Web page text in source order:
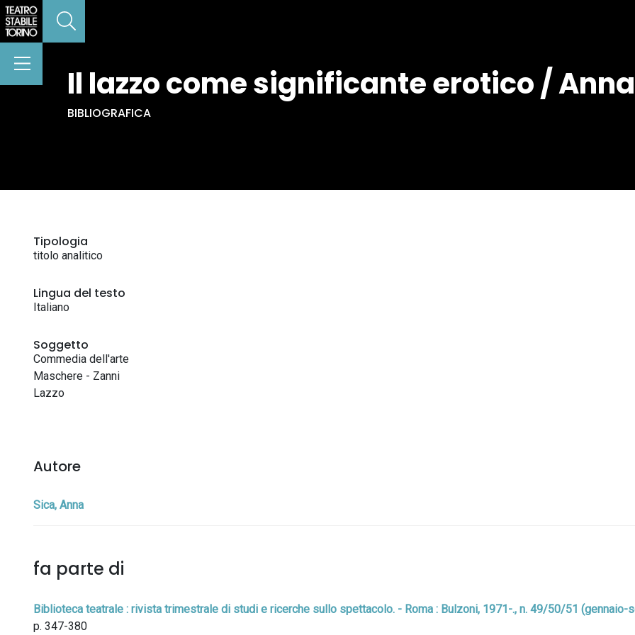
Il lazzo come significante erotico /
BIBLIOGRAFICA
Tipologia
titolo analitico
Lingua del testo
Italiano
Soggetto
Commedia dell'arte
Maschere - Zanni
Lazzo
Autore
Sica, Anna
fa parte di
Biblioteca teatrale : rivista trimestrale di studi e ricerche sullo spettacolo. - Roma : Bulzoni, 1971-., n. 49/50/51 (gennaio-
p. 347-380